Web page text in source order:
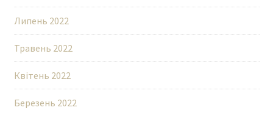
Липень 2022
Травень 2022
Квітень 2022
Березень 2022